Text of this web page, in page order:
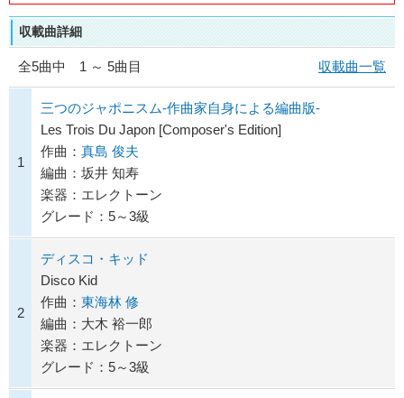
収載曲詳細
全5曲中 1 ～ 5曲目 収載曲一覧
1
三つのジャポニスム-作曲家自身による編曲版-
Les Trois Du Japon [Composer's Edition]
作曲： 真島 俊夫
編曲：坂井 知寿
楽器：エレクトーン
グレード：5～3級
2
ディスコ・キッド
Disco Kid
作曲： 東海林 修
編曲：大木 裕一郎
楽器：エレクトーン
グレード：5～3級